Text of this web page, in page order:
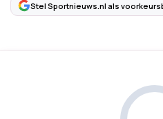
Stel Sportnieuws.nl als